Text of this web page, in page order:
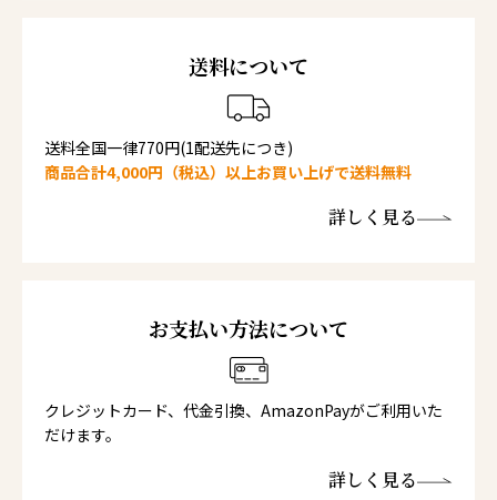
送料について
送料全国一律770円(1配送先につき)
商品合計4,000円（税込）以上お買い上げで送料無料
詳しく見る
お支払い方法について
クレジットカード、代金引換、AmazonPayがご利用いた
だけます。
詳しく見る